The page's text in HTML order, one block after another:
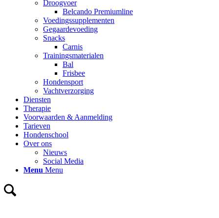
Droogvoer
Belcando Premiumline
Voedingssupplementen
Gegaardevoeding
Snacks
Carnis
Trainingsmaterialen
Bal
Frisbee
Hondensport
Vachtverzorging
Diensten
Therapie
Voorwaarden & Aanmelding
Tarieven
Hondenschool
Over ons
Nieuws
Social Media
Menu Menu